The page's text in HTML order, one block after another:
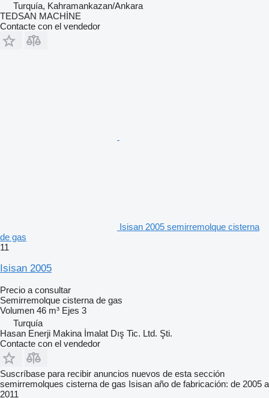
Turquía, Kahramankazan/Ankara
TEDSAN MACHİNE
Contacte con el vendedor
Isisan 2005 semirremolque cisterna
de gas
11
Isisan 2005
Precio a consultar
Semirremolque cisterna de gas
Volumen 46 m³ Ejes 3
Turquía
Hasan Enerji Makina İmalat Dış Tic. Ltd. Şti.
Contacte con el vendedor
Suscríbase para recibir anuncios nuevos de esta sección
semirremolques cisterna de gas Isisan año de fabricación: de 2005 a
2011